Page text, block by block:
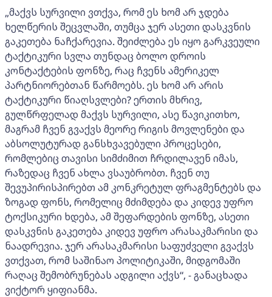
„მაქვს სურვილი ვთქვა, რომ ეს ხომ არ ჯდება
ხელწერის შეცვლაში, თუმცა ჯერ ასეთი დასკვნის
გაკეთება ნაჩქარევია. შეიძლება ეს იყო გარკვეული
ტაქტიკური სვლა თუნდაც ბოლო დროის
კონტაქტების ფონზე, რაც ჩვენს ამერიკელ
პარტნიორებთან წარმოებს. ეს ხომ არ არის
ტაქტიკური წიაღსვლები? ერთის მხრივ,
გულწრფელად მაქვს სურვილი, ასე წავიკითხო,
მაგრამ ჩვენ გვაქვს მეორე რიგის მოვლენები და
აბსოლუტურად განსხვავებული პროცესები,
რომლებიც თავისი სიმძიმით ჩრდილავენ იმას,
რაზედაც ჩვენ ახლა ვსაუბრობთ. ჩვენ თუ
შევუპირისპირებთ ამ კონკრეტულ ფრაგმენტებს და
ზოგად ფონს, რომელიც მძიმდება და კიდევ უფრო
ტოქსიკური ხდება, ამ შეფარდების ფონზე, ასეთი
დასკვნის გაკეთება კიდევ უფრო არასაკმარისი და
ნაადრევია. ჯერ არასაკმარისი საფუძველი გვაქვს
ვთქვათ, რომ საშინაო პოლიტიკაში, მიდგომაში
რაღაც შემობრუნებას ადგილი აქვს“, - განაცხადა
ვიქტორ ყიფიანმა.